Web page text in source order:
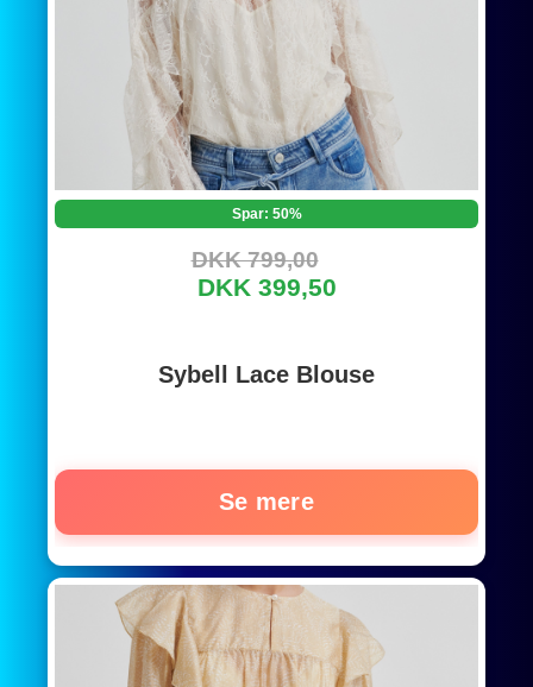
Spar: 50%
DKK 799,00
DKK 399,50
Sybell Lace Blouse
Se mere